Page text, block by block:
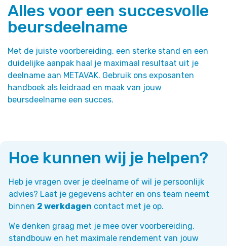
Alles voor een succesvolle
beursdeelname
Met de juiste voorbereiding, een sterke stand en een
duidelijke aanpak haal je maximaal resultaat uit je
deelname aan METAVAK. Gebruik ons exposanten
handboek als leidraad en maak van jouw
beursdeelname een succes.
Hoe kunnen wij je helpen?
Heb je vragen over je deelname of wil je persoonlijk
advies? Laat je gegevens achter en ons team neemt
binnen 2 werkdagen contact met je op.
We denken graag met je mee over voorbereiding,
standbouw en het maximale rendement van jouw